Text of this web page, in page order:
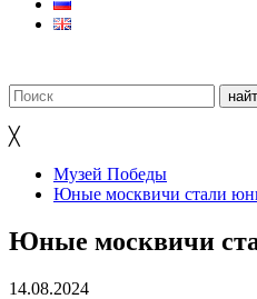
╳
Музей Победы
Юные москвичи стали
Юные москвичи
14.08.2024